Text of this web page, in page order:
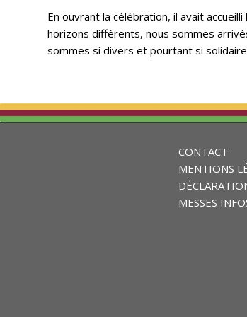
En ouvrant la célébration, il avait
horizons différents, nous sommes
sommes si divers et pourtant si
CONTACT
MENTIONS
MESSES